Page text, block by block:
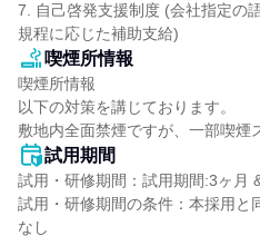
7. 自己啓発支援制度 (会社指定の
規程に応じた補助支給)
喫煙所情報
喫煙所情報
以下の対策を講じております。
敷地内全面禁煙ですが、一部喫煙
試用期間
試用・研修期間：試用期間:3ヶ月
試用・研修期間の条件：本採用と